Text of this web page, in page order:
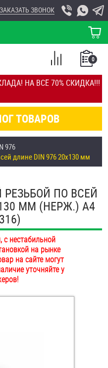
НА ВСЁ 70% СКИДКА!!!
ЗАКАЗАТЬ ЗВОНОК
КОРЗИНА
ТОВАРОВ
0
СПИСОК
СРАВНЕНИЕ
инструмент
976
длине DIN 976 20х130 мм
ПО ВСЕЙ
ММ (НЕРЖ.) A4
с нестабильной
на рынке
на сайте могут
уточняйте у